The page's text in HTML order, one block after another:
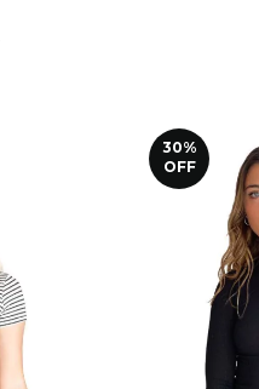
30%
OFF